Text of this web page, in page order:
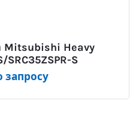
Heavy
SRC35ZSPR-S
запросу